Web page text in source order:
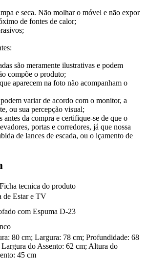
e seca. Não molhar o móvel e não expor
de fontes de calor;
são meramente ilustrativas e podem
compõe o produto;
aparecem na foto não acompanham o
variar de acordo com o monitor, a
ou sua percepção visual;
antes da compra e certifique-se de que o
portas e corredores, já que nossa
de lances de escada, ou o içamento de
Ficha tecnica do produto
de Estar e TV
com Espuma D-23
80 cm; Largura: 78 cm; Profundidade: 68
Largura do Assento: 62 cm; Altura do
45 cm